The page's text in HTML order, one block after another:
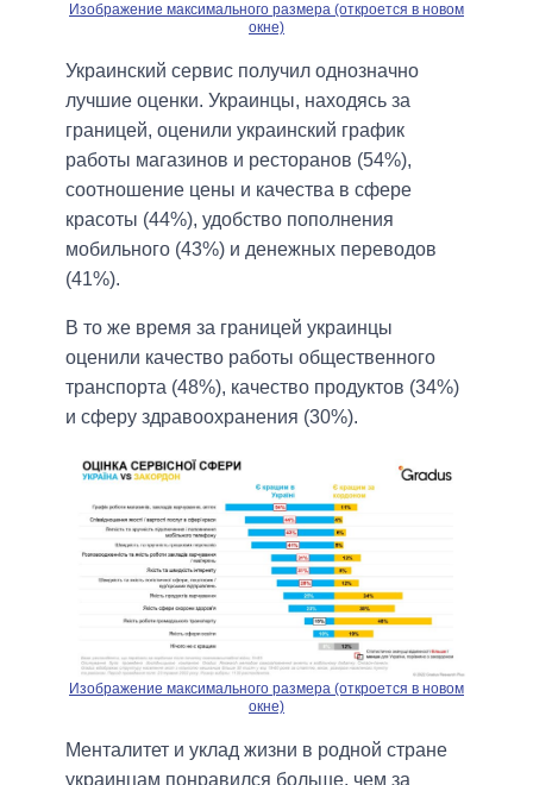
Изображение максимального размера (откроется в новом
окне)
Украинский сервис получил однозначно
лучшие оценки. Украинцы, находясь за
границей, оценили украинский график
работы магазинов и ресторанов (54%),
соотношение цены и качества в сфере
красоты (44%), удобство пополнения
мобильного (43%) и денежных переводов
(41%).
В то же время за границей украинцы
оценили качество работы общественного
транспорта (48%), качество продуктов (34%)
и сферу здравоохранения (30%).
Изображение максимального размера (откроется в новом
окне)
Менталитет и уклад жизни в родной стране
украинцам понравился больше, чем за